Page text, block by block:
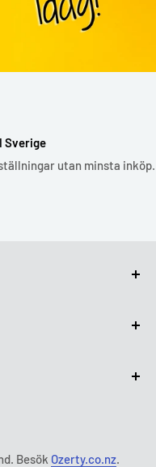
Sverige
utan minsta inköp.
Besök Ozerty.co.nz.